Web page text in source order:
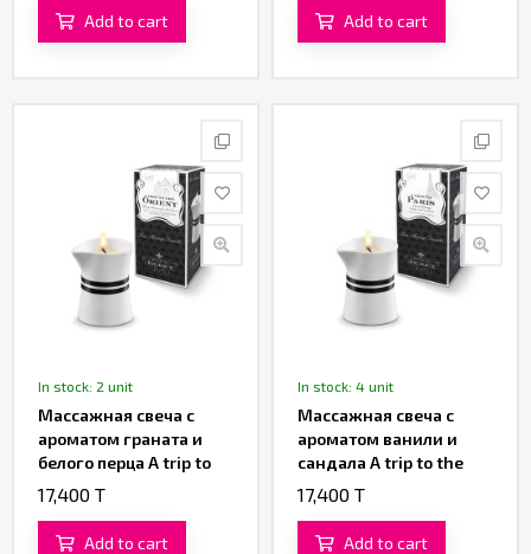
Getaway» от «Mystim»
120 ML
Add to cart
ML
Add to cart
In stock: 2 unit
Массажная свеча с
ароматом граната и
белого перца A trip to
the Orient «Petits
Joujoux» от «Mystim»
120 ML
17,400 T
Add to cart
In stock: 4 unit
Массажная свеча с
ароматом ванили и
сандала A trip to the
Paris «Petits Joujoux»
от «Mystim» 120 ML
17,400 T
Add to cart